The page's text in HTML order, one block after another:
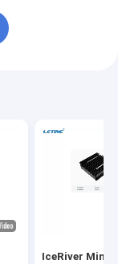
IceRiver